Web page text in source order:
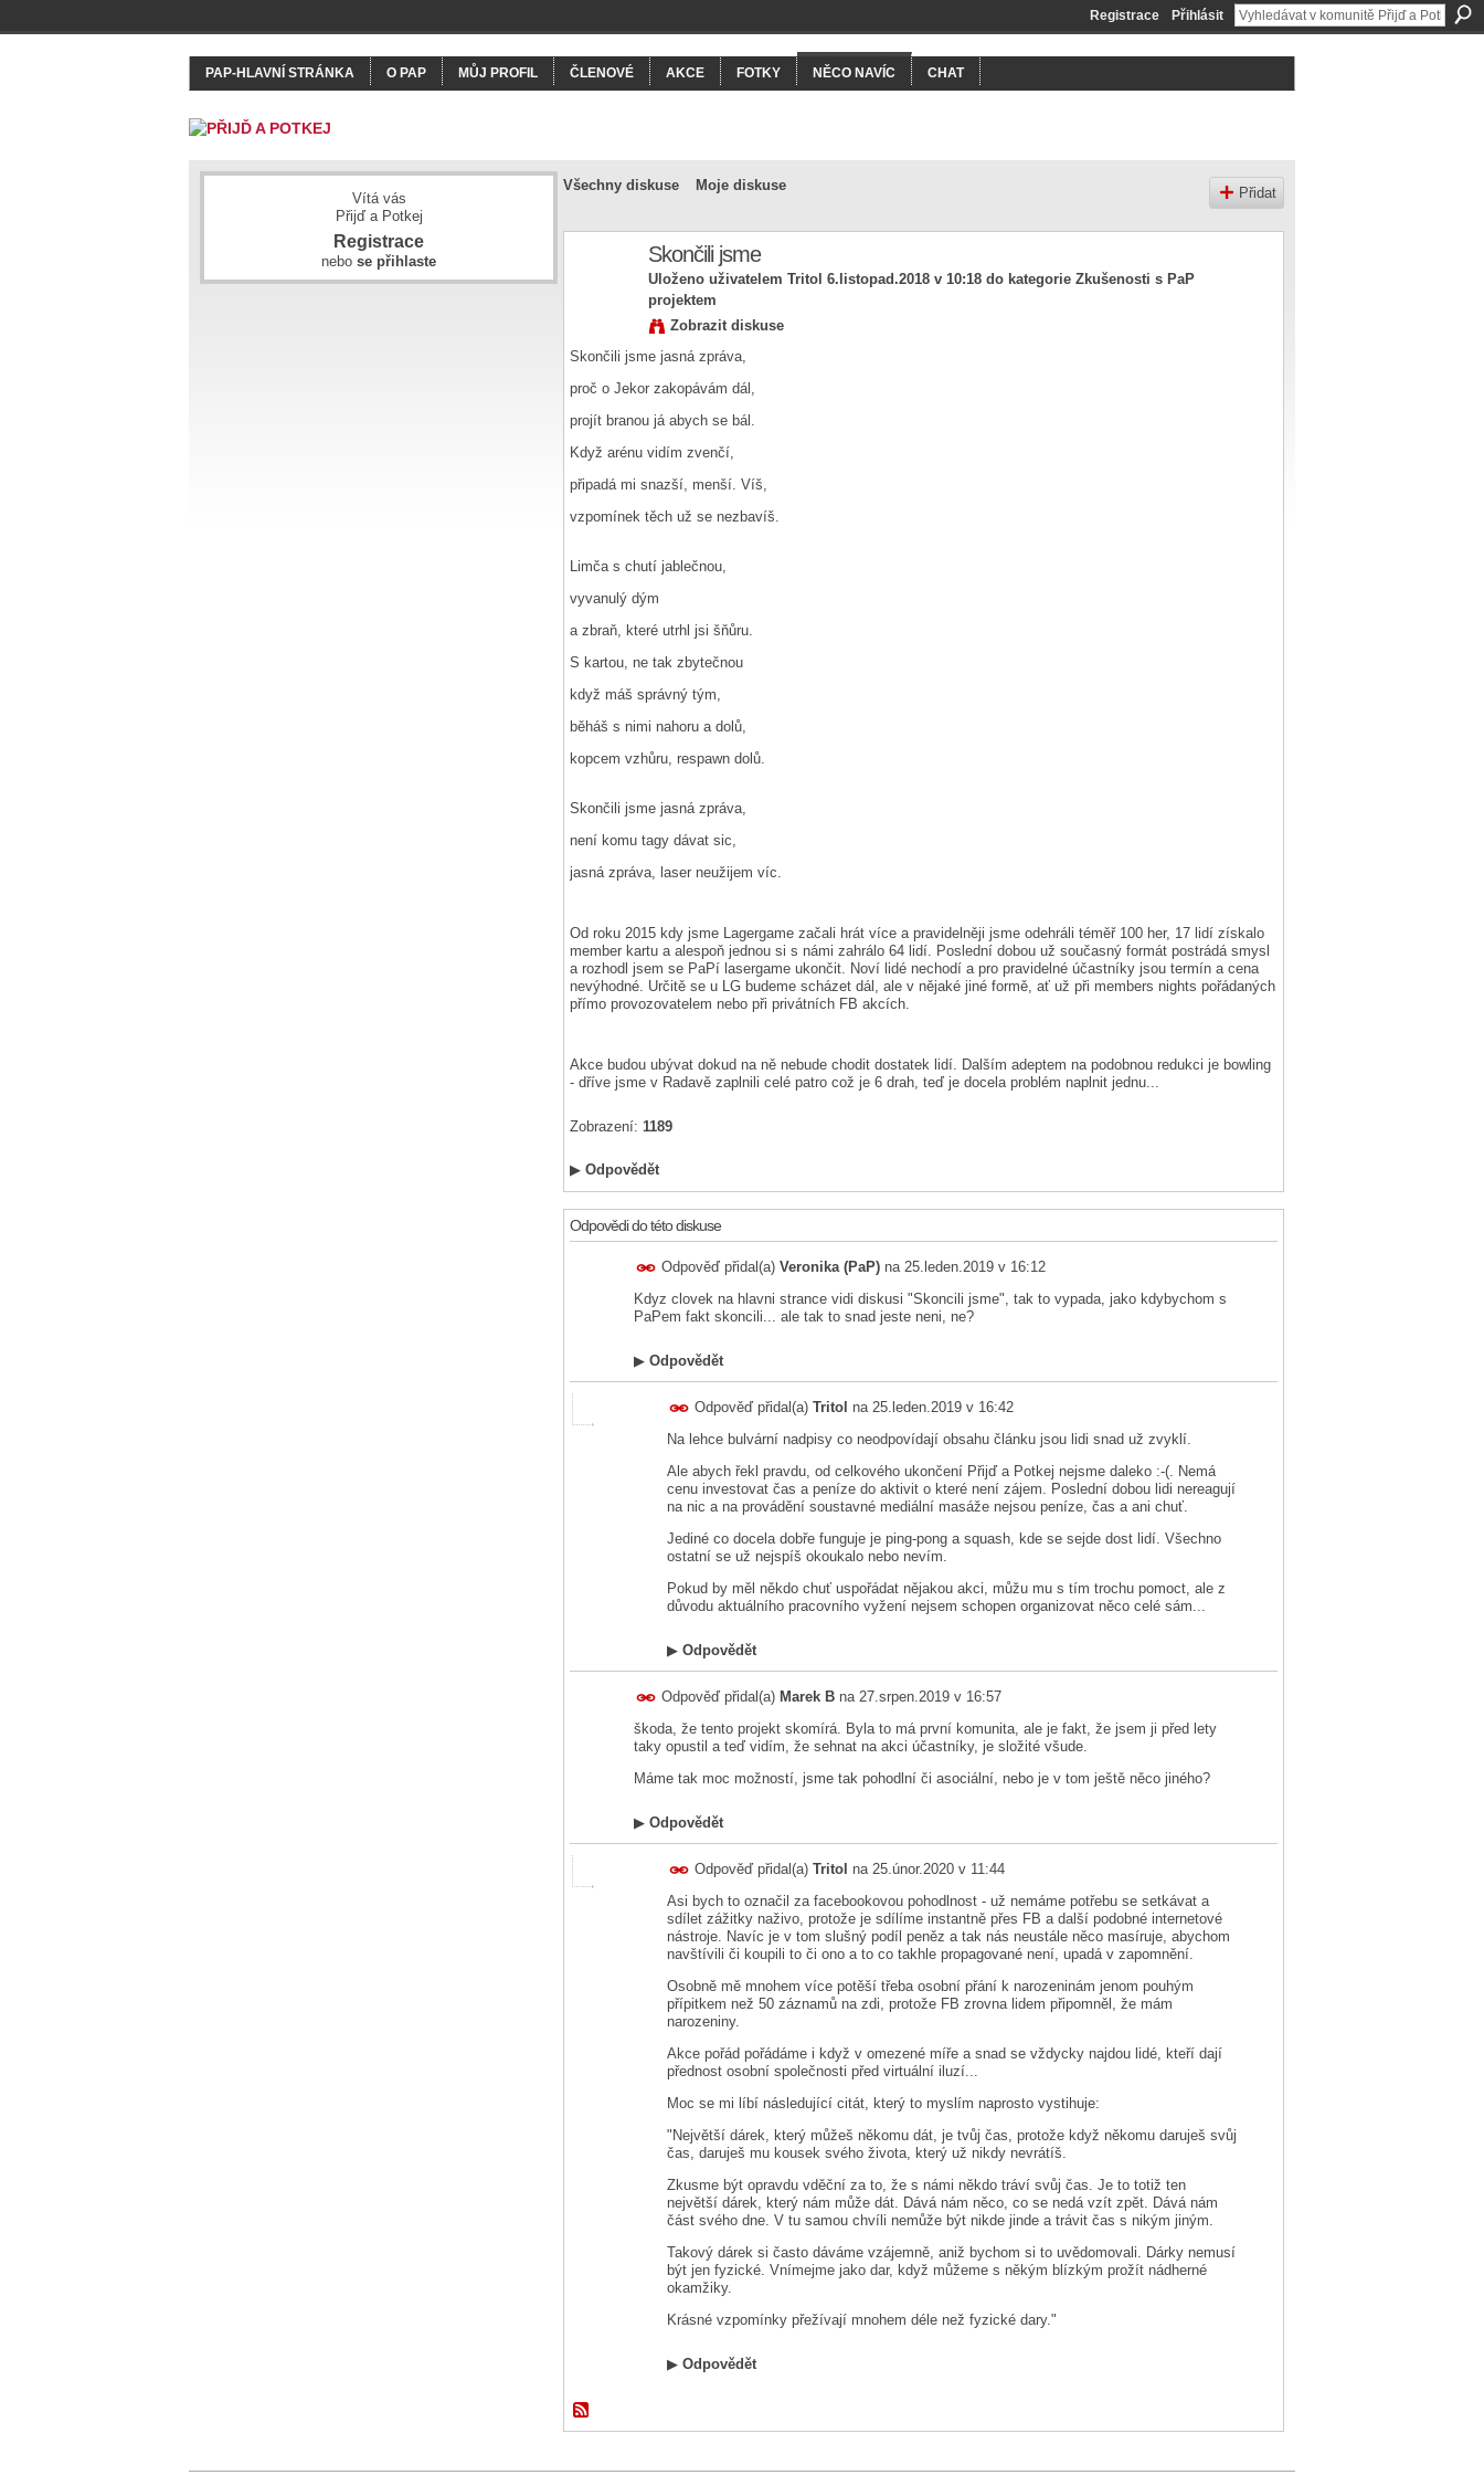
Registrace Přihlásit
PAP-HLAVNÍ STRÁNKA O PAP MŮJ PROFIL ČLENOVÉ AKCE FOTKY NĚCO NAVÍC CHAT
Vítá vás
Přijď a Potkej
Registrace
nebo se přihlaste
Všechny diskuse Moje diskuse Přidat
Skončili jsme
Uloženo uživatelem Tritol 6.listopad.2018 v 10:18 do kategorie Zkušenosti s PaP
projektem
Zobrazit diskuse
Skončili jsme jasná zpráva,
proč o Jekor zakopávám dál,
projít branou já abych se bál.
Když arénu vidím zvenčí,
připadá mi snazší, menší. Víš,
vzpomínek těch už se nezbavíš.
Limča s chutí jablečnou,
vyvanulý dým
a zbraň, které utrhl jsi šňůru.
S kartou, ne tak zbytečnou
když máš správný tým,
běháš s nimi nahoru a dolů,
kopcem vzhůru, respawn dolů.
Skončili jsme jasná zpráva,
není komu tagy dávat sic,
jasná zpráva, laser neužijem víc.
Od roku 2015 kdy jsme Lagergame začali hrát více a pravidelněji jsme odehráli téměř 100 her, 17 lidí získalo
member kartu a alespoň jednou si s námi zahrálo 64 lidí. Poslední dobou už současný formát postrádá smysl
a rozhodl jsem se PaPí lasergame ukončit. Noví lidé nechodí a pro pravidelné účastníky jsou termín a cena
nevýhodné. Určitě se u LG budeme scházet dál, ale v nějaké jiné formě, ať už při members nights pořádaných
přímo provozovatelem nebo při privátních FB akcích.
Akce budou ubývat dokud na ně nebude chodit dostatek lidí. Dalším adeptem na podobnou redukci je bowling
- dříve jsme v Radavě zaplnili celé patro což je 6 drah, teď je docela problém naplnit jednu...
Zobrazení: 1189
▶ Odpovědět
Odpovědi do této diskuse
Odpověď přidal(a) Veronika (PaP) na 25.leden.2019 v 16:12
Kdyz clovek na hlavni strance vidi diskusi "Skoncili jsme", tak to vypada, jako kdybychom s
PaPem fakt skoncili... ale tak to snad jeste neni, ne?
▶ Odpovědět
Odpověď přidal(a) Tritol na 25.leden.2019 v 16:42
Na lehce bulvární nadpisy co neodpovídají obsahu článku jsou lidi snad už zvyklí.
Ale abych řekl pravdu, od celkového ukončení Přijď a Potkej nejsme daleko :-(. Nemá
cenu investovat čas a peníze do aktivit o které není zájem. Poslední dobou lidi nereagují
na nic a na provádění soustavné mediální masáže nejsou peníze, čas a ani chuť.
Jediné co docela dobře funguje je ping-pong a squash, kde se sejde dost lidí. Všechno
ostatní se už nejspíš okoukalo nebo nevím.
Pokud by měl někdo chuť uspořádat nějakou akci, můžu mu s tím trochu pomoct, ale z
důvodu aktuálního pracovního vyžení nejsem schopen organizovat něco celé sám...
▶ Odpovědět
Odpověď přidal(a) Marek B na 27.srpen.2019 v 16:57
škoda, že tento projekt skomírá. Byla to má první komunita, ale je fakt, že jsem ji před lety
taky opustil a teď vidím, že sehnat na akci účastníky, je složité všude.
Máme tak moc možností, jsme tak pohodlní či asociální, nebo je v tom ještě něco jiného?
▶ Odpovědět
Odpověď přidal(a) Tritol na 25.únor.2020 v 11:44
Asi bych to označil za facebookovou pohodlnost - už nemáme potřebu se setkávat a
sdílet zážitky naživo, protože je sdílíme instantně přes FB a další podobné internetové
nástroje. Navíc je v tom slušný podíl peněz a tak nás neustále něco masíruje, abychom
navštívili či koupili to či ono a to co takhle propagované není, upadá v zapomnění.
Osobně mě mnohem více potěší třeba osobní přání k narozeninám jenom pouhým
přípitkem než 50 záznamů na zdi, protože FB zrovna lidem připomněl, že mám
narozeniny.
Akce pořád pořádáme i když v omezené míře a snad se vždycky najdou lidé, kteří dají
přednost osobní společnosti před virtuální iluzí...
Moc se mi líbí následující citát, který to myslím naprosto vystihuje:
"Největší dárek, který můžeš někomu dát, je tvůj čas, protože když někomu daruješ svůj
čas, daruješ mu kousek svého života, který už nikdy nevrátíš.
Zkusme být opravdu vděční za to, že s námi někdo tráví svůj čas. Je to totiž ten
největší dárek, který nám může dát. Dává nám něco, co se nedá vzít zpět. Dává nám
část svého dne. V tu samou chvíli nemůže být nikde jinde a trávit čas s nikým jiným.
Takový dárek si často dáváme vzájemně, aniž bychom si to uvědomovali. Dárky nemusí
být jen fyzické. Vnímejme jako dar, když můžeme s někým blízkým prožít nádherné
okamžiky.
Krásné vzpomínky přežívají mnohem déle než fyzické dary."
▶ Odpovědět